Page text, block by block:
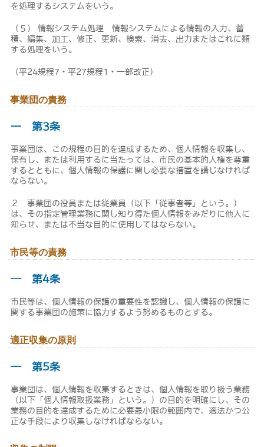
を処理するシステムをいう。
（５） 情報システム処理 情報システムによる情報の入力、蓄
積、編集、加工、修正、更新、検索、消去、出力またはこれに類
する処理をいう。
（平24規程7・平27規程1・一部改正）
事業団の責務
― 第3条
事業団は、この規程の目的を達成するため、個人情報を収集し、
保有し、または利用するに当たっては、市民の基本的人権を尊重
するとともに、個人情報の保護に関し必要な措置を講じなければ
ならない。
２ 事業団の役員または従業員（以下「従事者等」という。）
は、その指定管理業務に関し知り得た個人情報をみだりに他人に
知らせ、または不当な目的に使用してはならない。
市民等の責務
― 第4条
市民等は、個人情報の保護の重要性を認識し、個人情報の保護に
関する事業団の施策に協力するよう努めるものとする。
適正収集の原則
― 第5条
事業団は、個人情報を収集するときは、個人情報を取り扱う業務
（以下「個人情報取扱業務」という。）の目的を明確にし、その
業務の目的を達成するために必要最小限の範囲内で、適法かつ公
正な手段により収集しなければならない。